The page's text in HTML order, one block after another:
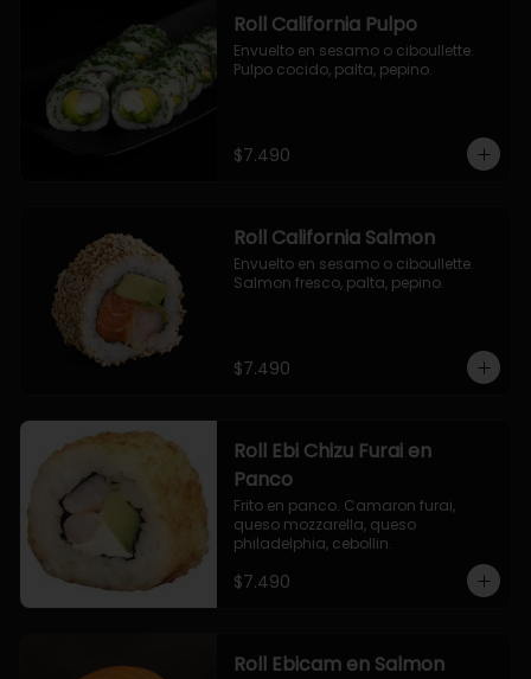
Roll California Pulpo
Envuelto en sesamo o ciboullette.
Pulpo cocido, palta, pepino.
$7.490
Roll California Salmon
Envuelto en sesamo o ciboullette.
Salmon fresco, palta, pepino.
$7.490
Roll Ebi Chizu Furai en
Panco
Frito en panco. Camaron furai,
queso mozzarella, queso
philadelphia, cebollin.
$7.490
Roll Ebicam en Salmon